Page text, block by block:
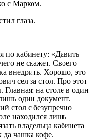
с Марком.
глаза.
по кабинету: «Давить
не скажет. Своего
внедрить. Хорошо, это
сел за стол. Про этот
Главная: на столе в один
один документ.
стол с безупречно
находился лишь
владельца кабинета
да чашка кофе.